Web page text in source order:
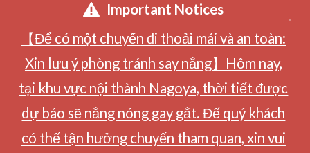
Important Notices
【Để có một chuyến đi thoải mái và an toàn:
Xin lưu ý phòng tránh say nắng】Hôm nay,
tại khu vực nội thành Nagoya, thời tiết được
dự báo sẽ nắng nóng gay gắt. Để quý khách
có thể tận hưởng chuyến tham quan, xin vui